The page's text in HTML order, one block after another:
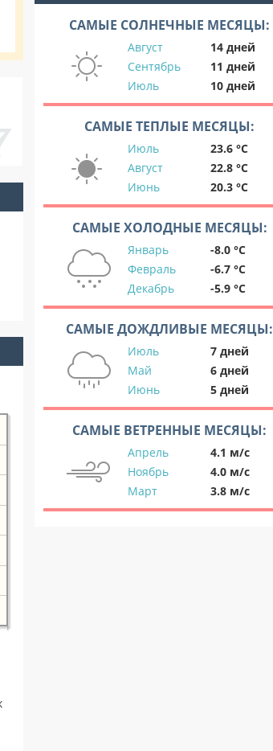
САМЫЕ СОЛНЕЧНЫЕ МЕСЯЦЫ:
Август
14 дней
Сентябрь
11 дней
Июль
10 дней
САМЫЕ ТЕПЛЫЕ МЕСЯЦЫ:
Июль
23.6 °C
Август
22.8 °C
Июнь
20.3 °C
САМЫЕ ХОЛОДНЫЕ МЕСЯЦЫ:
Январь
-8.0 °C
Февраль
-6.7 °C
Декабрь
-5.9 °C
САМЫЕ ДОЖДЛИВЫЕ МЕСЯЦЫ:
Июль
7 дней
Май
6 дней
Июнь
5 дней
САМЫЕ ВЕТРЕННЫЕ МЕСЯЦЫ:
Апрель
4.1 м/с
Ноябрь
4.0 м/с
Март
3.8 м/с